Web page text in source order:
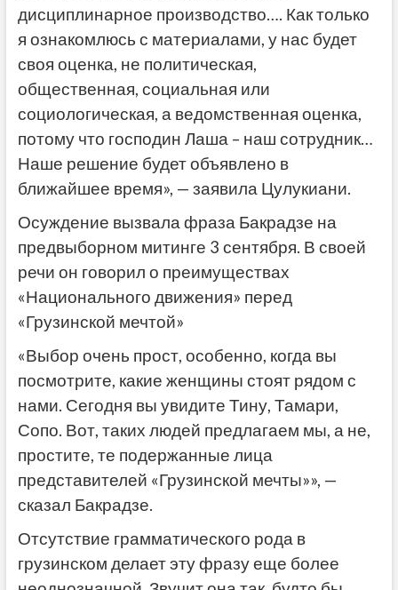
дисциплинарное производство…. Как только
я ознакомлюсь с материалами, у нас будет
своя оценка, не политическая,
общественная, социальная или
социологическая, а ведомственная оценка,
потому что господин Лаша – наш сотрудник…
Наше решение будет объявлено в
ближайшее время», — заявила Цулукиани.
Осуждение вызвала фраза Бакрадзе на
предвыборном митинге 3 сентября. В своей
речи он говорил о преимуществах
«Национального движения» перед
«Грузинской мечтой»
«Выбор очень прост, особенно, когда вы
посмотрите, какие женщины стоят рядом с
нами. Сегодня вы увидите Тину, Тамари,
Сопо. Вот, таких людей предлагаем мы, а не,
простите, те подержанные лица
представителей «Грузинской мечты»», —
сказал Бакрадзе.
Отсутствие грамматического рода в
грузинском делает эту фразу еще более